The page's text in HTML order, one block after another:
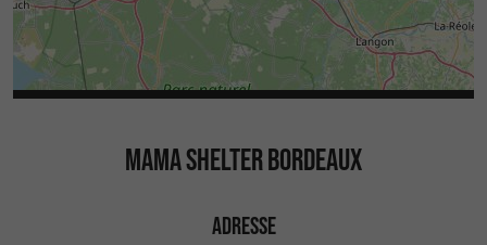
MAMA SHELTER BORDEAUX
ADRESSE